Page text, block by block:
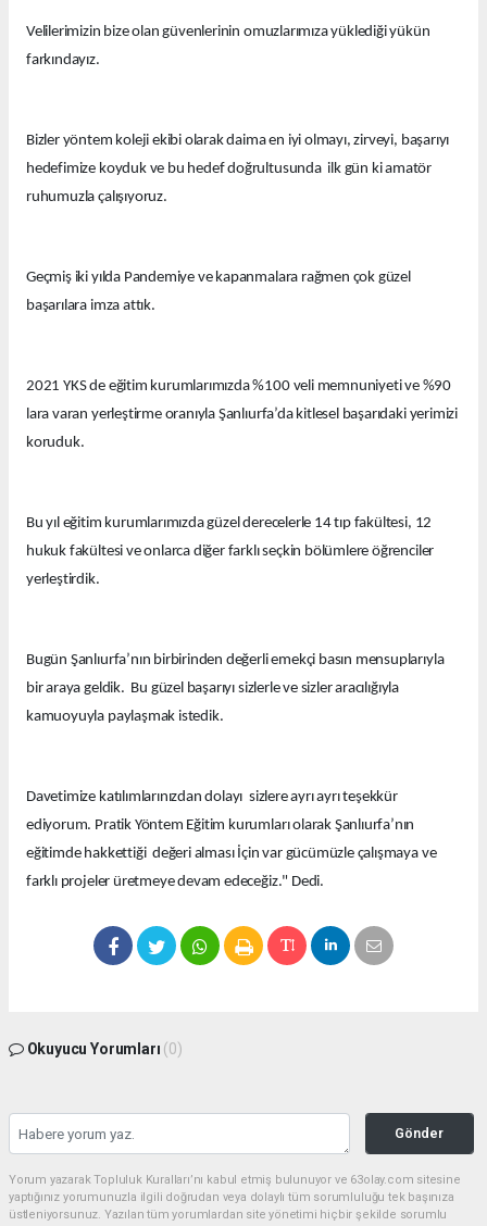
Velilerimizin bize olan güvenlerinin omuzlarımıza yüklediği yükün
farkındayız.
Bizler yöntem koleji ekibi olarak daima en iyi olmayı, zirveyi, başarıyı
hedefimize koyduk ve bu hedef doğrultusunda ilk gün ki amatör
ruhumuzla çalışıyoruz.
Geçmiş iki yılda Pandemiye ve kapanmalara rağmen çok güzel
başarılara imza attık.
2021 YKS de eğitim kurumlarımızda %100 veli memnuniyeti ve %90
lara varan yerleştirme oranıyla Şanlıurfa’da kitlesel başarıdaki yerimizi
koruduk.
Bu yıl eğitim kurumlarımızda güzel derecelerle 14 tıp fakültesi, 12
hukuk fakültesi ve onlarca diğer farklı seçkin bölümlere öğrenciler
yerleştirdik.
Bugün Şanlıurfa’nın birbirinden değerli emekçi basın mensuplarıyla
bir araya geldik. Bu güzel başarıyı sizlerle ve sizler aracılığıyla
kamuoyuyla paylaşmak istedik.
Davetimize katılımlarınızdan dolayı sizlere ayrı ayrı teşekkür
ediyorum. Pratik Yöntem Eğitim kurumları olarak Şanlıurfa’nın
eğitimde hakkettiği değeri alması İçin var gücümüzle çalışmaya ve
farklı projeler üretmeye devam edeceğiz." Dedi.
Okuyucu Yorumları (0)
Gönder
Yorum yazarak Topluluk Kuralları’nı kabul etmiş bulunuyor ve 63olay.com sitesine
yaptığınız yorumunuzla ilgili doğrudan veya dolaylı tüm sorumluluğu tek başınıza
üstleniyorsunuz. Yazılan tüm yorumlardan site yönetimi hiçbir şekilde sorumlu